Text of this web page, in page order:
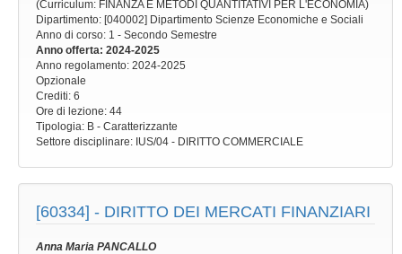
(Curriculum: FINANZA E METODI QUANTITATIVI PER L'ECONOMIA)
Dipartimento: [040002] Dipartimento Scienze Economiche e Sociali
Anno di corso: 1 - Secondo Semestre
Anno offerta: 2024-2025
Anno regolamento: 2024-2025
Opzionale
Crediti: 6
Ore di lezione: 44
Tipologia: B - Caratterizzante
Settore disciplinare: IUS/04 - DIRITTO COMMERCIALE
[60334] - DIRITTO DEI MERCATI FINANZIARI
Anna Maria PANCALLO